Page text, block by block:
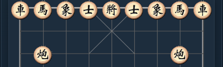
.....马６进４
红+118
4. 马七进六
红+135
.....卒３进１
红+183
5. 马六进五
红+124
.....卒３进１